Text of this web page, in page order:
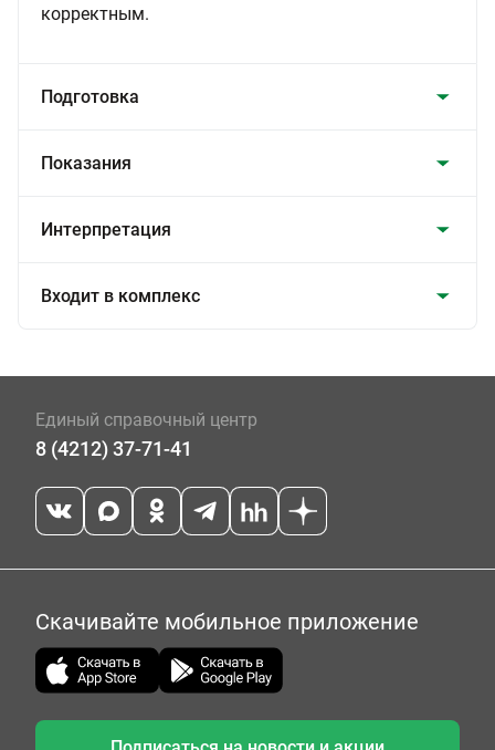
корректным.
Подготовка
Показания
Интерпретация
Входит в комплекс
Единый справочный центр
8 (4212) 37-71-41
Скачивайте мобильное приложение